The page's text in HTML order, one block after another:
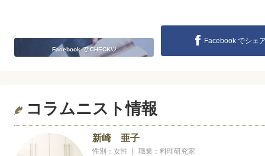
Facebook で CHECK♡
Facebook でシェ
コラムニスト情報
新崎 亜子
性別：女性 | 職業：料理研究家